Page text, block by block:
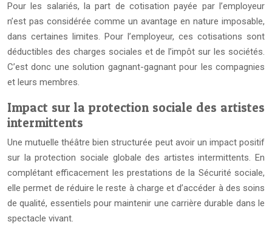
Pour les salariés, la part de cotisation payée par l’employeur
n’est pas considérée comme un avantage en nature imposable,
dans certaines limites. Pour l’employeur, ces cotisations sont
déductibles des charges sociales et de l’impôt sur les sociétés.
C’est donc une solution gagnant-gagnant pour les compagnies
et leurs membres.
Impact sur la protection sociale des artistes
intermittents
Une mutuelle théâtre bien structurée peut avoir un impact positif
sur la protection sociale globale des artistes intermittents. En
complétant efficacement les prestations de la Sécurité sociale,
elle permet de réduire le reste à charge et d’accéder à des soins
de qualité, essentiels pour maintenir une carrière durable dans le
spectacle vivant.